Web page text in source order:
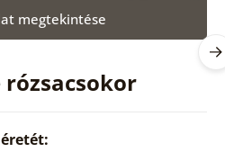
megtekintése